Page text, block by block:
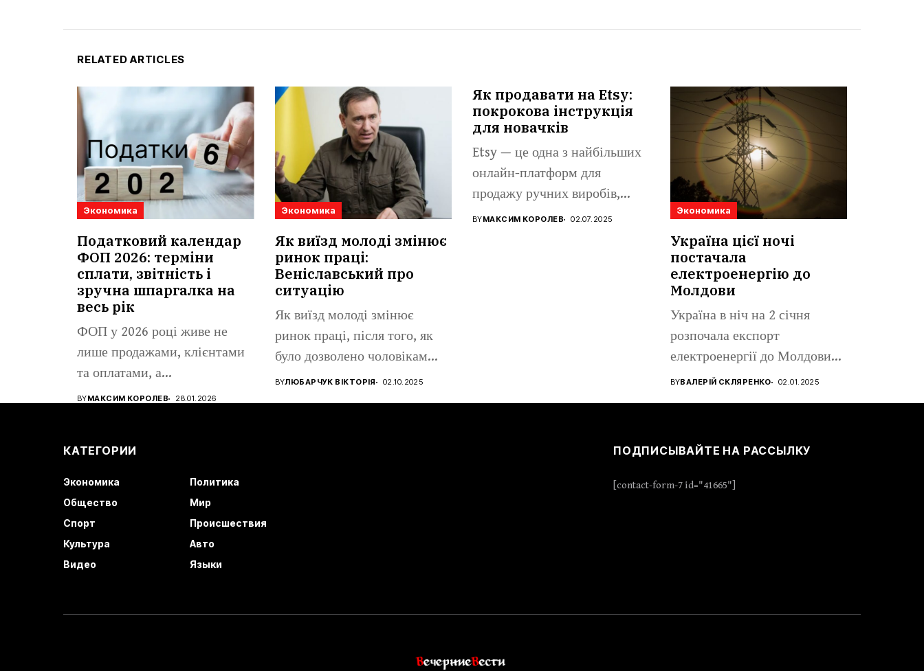
RELATED ARTICLES
Экономика
Податковий календар
ФОП 2026: терміни
сплати, звітність і
зручна шпаргалка на
весь рік
ФОП у 2026 році живе не
лише продажами, клієнтами
та оплатами, а...
BYМАКСИМ КОРОЛЕВ 28.01.2026
Экономика
Як виїзд молоді змінює
ринок праці:
Веніславський про
ситуацію
Як виїзд молоді змінює
ринок праці, після того, як
було дозволено чоловікам...
BYЛЮБАРЧУК ВІКТОРІЯ 02.10.2025
Як продавати на Etsy:
покрокова інструкція
для новачків
Etsy — це одна з найбільших
онлайн-платформ для
продажу ручних виробів,
вінтажних...
BYМАКСИМ КОРОЛЕВ 02.07.2025
Экономика
Україна цієї ночі
постачала
електроенергію до
Молдови
Україна в ніч на 2 січня
розпочала експорт
електроенергії до Молдови
для...
BYВАЛЕРІЙ СКЛЯРЕНКО 02.01.2025
КАТЕГОРИИ
Экономика
Политика
Общество
Мир
Спорт
Происшествия
Культура
Авто
Видео
Языки
ПОДПИСЫВАЙТЕ НА РАССЫЛКУ
[contact-form-7 id="41665"]